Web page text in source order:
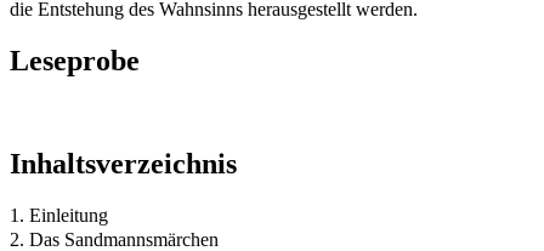
die Entstehung des Wahnsinns herausgestellt werden.
Leseprobe
Inhaltsverzeichnis
1. Einleitung
2. Das Sandmannsmärchen